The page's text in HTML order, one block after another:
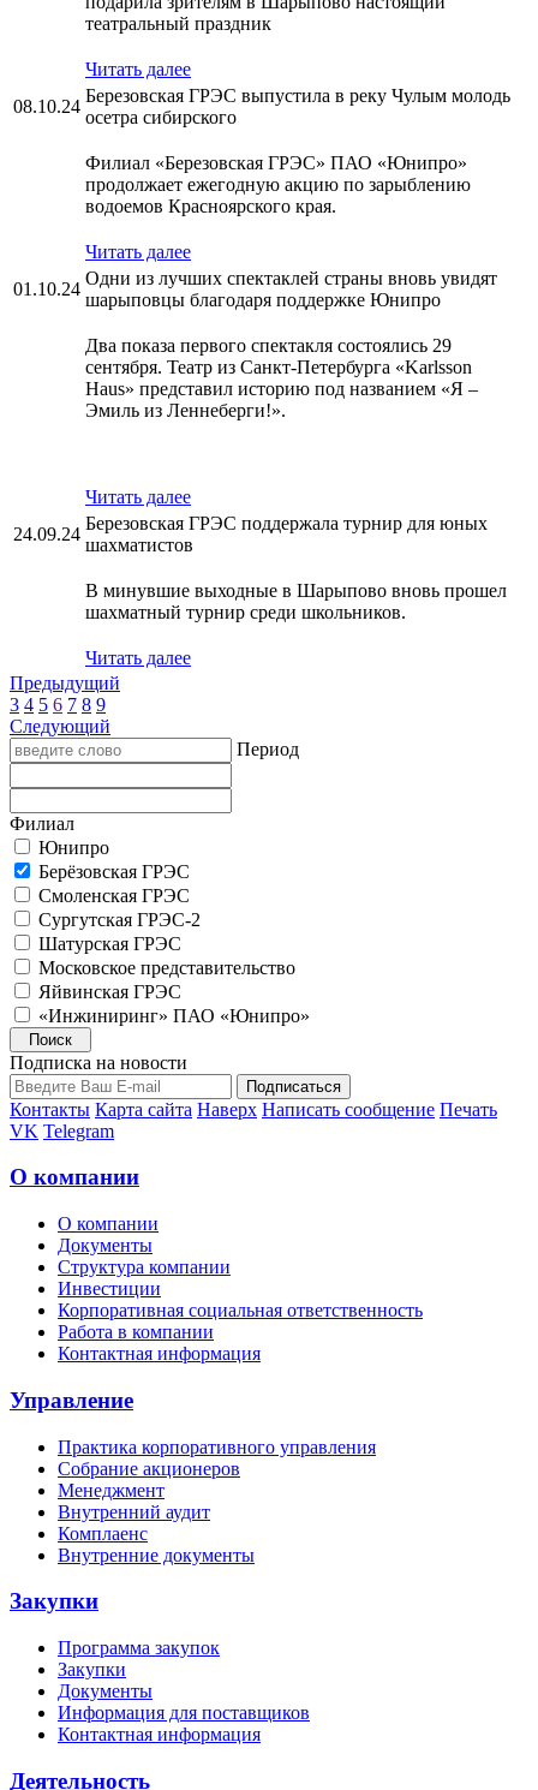
театральный праздник
Читать далее
08.10.24
Березовская ГРЭС выпустила в реку Чулым молодь
осетра сибирского
Филиал «Березовская ГРЭС» ПАО «Юнипро»
продолжает ежегодную акцию по зарыблению
водоемов Красноярского края.
Читать далее
01.10.24
Одни из лучших спектаклей страны вновь увидят
шарыповцы благодаря поддержке Юнипро
Два показа первого спектакля состоялись 29
сентября. Театр из Санкт-Петербурга «Karlsson
Haus» представил историю под названием «Я –
Эмиль из Леннеберги!».
Читать далее
24.09.24
Березовская ГРЭС поддержала турнир для юных
шахматистов
В минувшие выходные в Шарыпово вновь прошел
шахматный турнир среди школьников.
Читать далее
Предыдущий
3 4 5 6 7 8 9
Следующий
Период
Филиал
Юнипро
Берёзовская ГРЭС
Смоленская ГРЭС
Сургутская ГРЭС-2
Шатурская ГРЭС
Московское представительство
Яйвинская ГРЭС
«Инжиниринг» ПАО «Юнипро»
Подписка на новости
Контакты Карта сайта Наверх Написать сообщение Печать
VK Telegram
О компании
О компании
Документы
Структура компании
Инвестиции
Корпоративная социальная ответственность
Работа в компании
Контактная информация
Управление
Практика корпоративного управления
Собрание акционеров
Менеджмент
Внутренний аудит
Комплаенс
Внутренние документы
Закупки
Программа закупок
Закупки
Документы
Информация для поставщиков
Контактная информация
Деятельность